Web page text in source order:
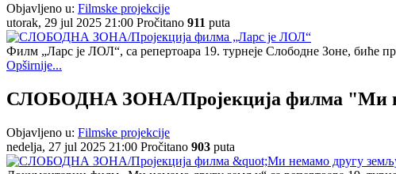
Objavljeno u: Filmske projekcije
utorak, 29 jul 2025 21:00 Pročitano 911 puta
Филм „Ларс је ЛОЛ“, са репертоара 19. турнеје Слободне Зоне, биће
Opširnije...
СЛОБОДНА ЗОНА/Пројекција филма "Ми
Objavljeno u: Filmske projekcije
nedelja, 27 jul 2025 21:00 Pročitano 903 puta